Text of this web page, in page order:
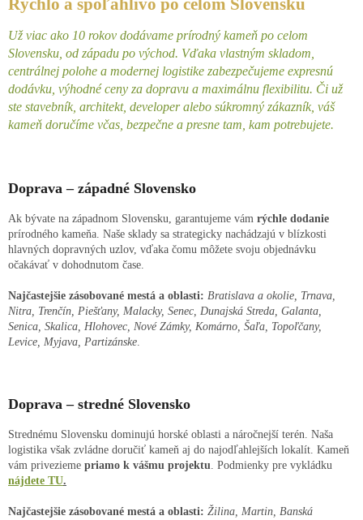
Už viac ako 10 rokov dodávame prírodný kameň po celom
Slovensku, od západu po východ. Vďaka vlastným skladom,
centrálnej polohe a modernej logistike zabezpečujeme expresnú
dodávku, výhodné ceny za dopravu a maximálnu flexibilitu. Či už
ste stavebník, architekt, developer alebo súkromný zákazník, váš
kameň doručíme včas, bezpečne a presne tam, kam potrebujete.
Doprava – západné Slovensko
Ak bývate na západnom Slovensku, garantujeme vám rýchle dodanie
prírodného kameňa. Naše sklady sa strategicky nachádzajú v blízkosti
hlavných dopravných uzlov, vďaka čomu môžete svoju objednávku
očakávať v dohodnutom čase.
Najčastejšie zásobované mestá a oblasti: Bratislava a okolie, Trnava,
Nitra, Trenčín, Piešťany, Malacky, Senec, Dunajská Streda, Galanta,
Senica, Skalica, Hlohovec, Nové Zámky, Komárno, Šaľa, Topoľčany,
Levice, Myjava, Partizánske.
Doprava – stredné Slovensko
Strednému Slovensku dominujú horské oblasti a náročnejší terén. Naša
logistika však zvládne doručiť kameň aj do najodľahlejších lokalít. Kameň
vám privezieme priamo k vášmu projektu. Podmienky pre vykládku
nájdete TU.
Najčastejšie zásobované mestá a oblasti: Žilina, Martin, Banská